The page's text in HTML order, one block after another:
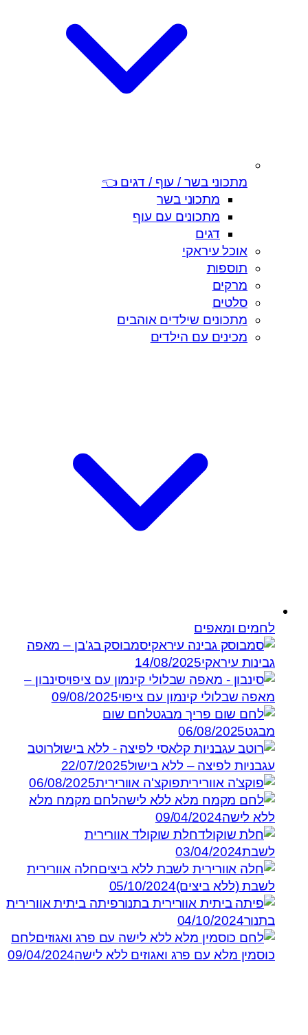
מתכוני בשר / עוף / דגים 👈
מתכוני בשר
מתכונים עם עוף
דגים
אוכל עיראקי
תוספות
מרקים
סלטים
מתכונים שילדים אוהבים
מכינים עם הילדים
לחמים ומאפים
סמבוסק בג'בן – מאפה
גבינות עיראקי14/08/2025
סינבון –
מאפה שבלולי קינמון עם ציפוי09/08/2025
לחם שום
מבגט06/08/2025
רוטב
עגבניות לפיצה – ללא בישול22/07/2025
פוקצ'ה אוורירית06/08/2025
לחם מקמח מלא
ללא לישה09/04/2024
חלת שוקולד אוורירית
לשבת03/04/2024
חלה אוורירית
לשבת (ללא ביצים)05/10/2024
פיתה ביתית אוורירית
בתנור04/10/2024
לחם
כוסמין מלא עם פרג ואגוזים ללא לישה09/04/2024